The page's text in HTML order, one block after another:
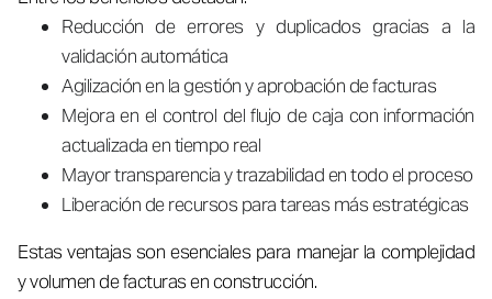
Reducción de errores y duplicados gracias a la
validación automática
Agilización en la gestión y aprobación de facturas
Mejora en el control del flujo de caja con información
actualizada en tiempo real
Mayor transparencia y trazabilidad en todo el proceso
Liberación de recursos para tareas más estratégicas
Estas ventajas son esenciales para manejar la complejidad
y volumen de facturas en construcción.